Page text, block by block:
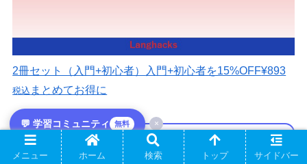
2冊セット（入門+初心者） 入門+初心者を15%OFF¥893
税込 まとめてお得に
🌍 Langhacks 学習コミュニティ｜メンバー
💬 学習コミュニティ 無料 ×
メニュー ホーム 検索 トップ サイドバー